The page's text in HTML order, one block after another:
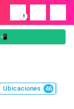
!
Ubicaciones 46